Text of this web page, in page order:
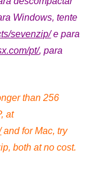
Windows, tente
sevenzip/e para
pt/, para
than 256
at
and for Mac, try
both at no cost.